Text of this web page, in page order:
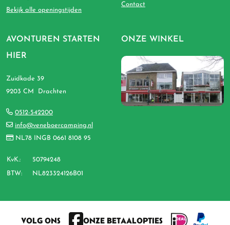
AVONTUREN STARTEN
HIER
Zuidkade 39
9203 CM Drachten
0512-542200
info@veneboercamping.nl
NL78 INGB 0661 8108 95
KvK.: 50794248
BTW: NL823324126B01
Bekijk alle openingstijden
Contact
ONZE WINKEL
VOLG ONS ONZE BETAALOPTIES